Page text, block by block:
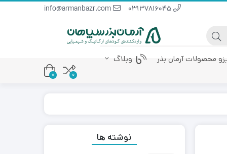
محصولات آرمان بذر وبلاگ
0
0
نوشته ها